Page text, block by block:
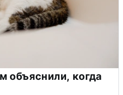
объяснили, когда